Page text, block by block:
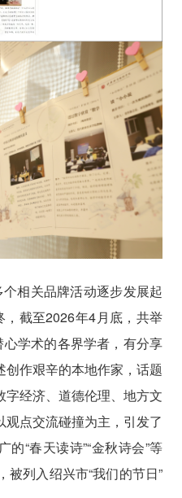
个相关品牌活动逐步发展起
，截至2026年4月底，共举
学术的各界学者，有分享
作艰辛的本地作家，话题
经济、道德伦理、地方文
点交流碰撞为主，引发了
“春天读诗”“金秋诗会”等
被列入绍兴市“我们的节日”